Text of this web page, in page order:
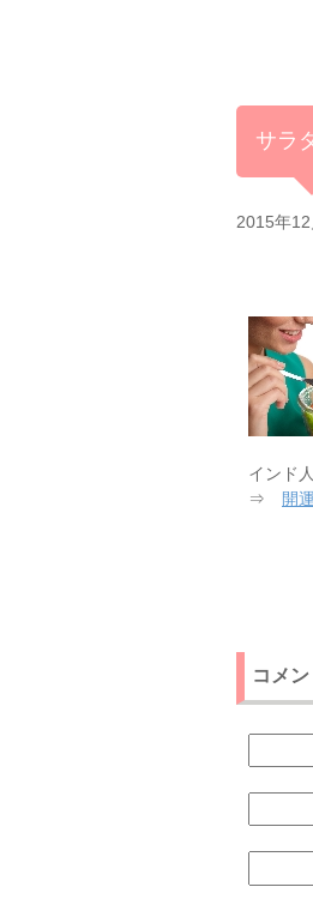
サラ
2015年12
インド
⇒ 開
コメ